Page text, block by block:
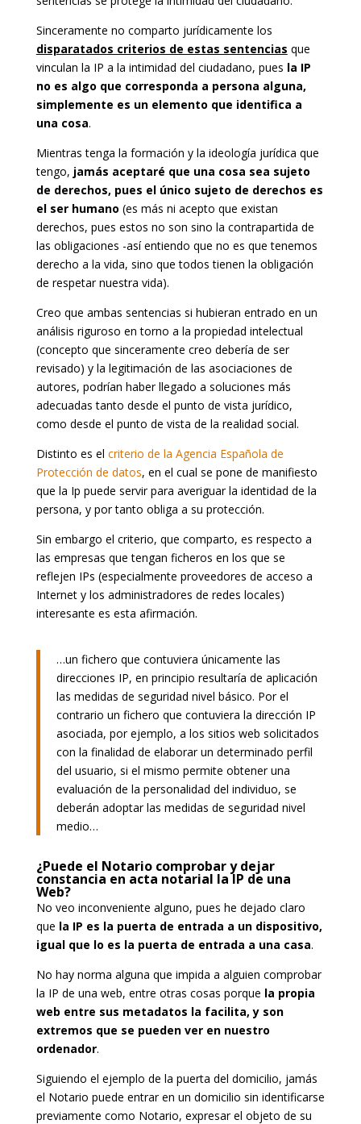
Sinceramente no comparto jurídicamente los
disparatados criterios de estas sentencias que
vinculan la IP a la intimidad del ciudadano, pues la IP
no es algo que corresponda a persona alguna,
simplemente es un elemento que identifica a
una cosa.
Mientras tenga la formación y la ideología jurídica que
tengo, jamás aceptaré que una cosa sea sujeto
de derechos, pues el único sujeto de derechos es
el ser humano (es más ni acepto que existan
derechos, pues estos no son sino la contrapartida de
las obligaciones -así entiendo que no es que tenemos
derecho a la vida, sino que todos tienen la obligación
de respetar nuestra vida).
Creo que ambas sentencias si hubieran entrado en un
análisis riguroso en torno a la propiedad intelectual
(concepto que sinceramente creo debería de ser
revisado) y la legitimación de las asociaciones de
autores, podrían haber llegado a soluciones más
adecuadas tanto desde el punto de vista jurídico,
como desde el punto de vista de la realidad social.
Distinto es el criterio de la Agencia Española de
Protección de datos, en el cual se pone de manifiesto
que la Ip puede servir para averiguar la identidad de la
persona, y por tanto obliga a su protección.
Sin embargo el criterio, que comparto, es respecto a
las empresas que tengan ficheros en los que se
reflejen IPs (especialmente proveedores de acceso a
Internet y los administradores de redes locales)
interesante es esta afirmación.
…un fichero que contuviera únicamente las
direcciones IP, en principio resultaría de aplicación
las medidas de seguridad nivel básico. Por el
contrario un fichero que contuviera la dirección IP
asociada, por ejemplo, a los sitios web solicitados
con la finalidad de elaborar un determinado perfil
del usuario, si el mismo permite obtener una
evaluación de la personalidad del individuo, se
deberán adoptar las medidas de seguridad nivel
medio…
¿Puede el Notario comprobar y dejar
constancia en acta notarial la IP de una
Web?
No veo inconveniente alguno, pues he dejado claro
que la IP es la puerta de entrada a un dispositivo,
igual que lo es la puerta de entrada a una casa.
No hay norma alguna que impida a alguien comprobar
la IP de una web, entre otras cosas porque la propia
web entre sus metadatos la facilita, y son
extremos que se pueden ver en nuestro
ordenador.
Siguiendo el ejemplo de la puerta del domicilio, jamás
el Notario puede entrar en un domicilio sin identificarse
previamente como Notario, expresar el objeto de su